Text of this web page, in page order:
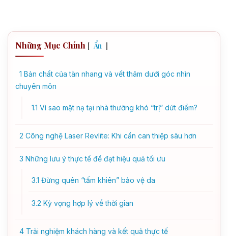
Những Mục Chính [ Ẩn ]
1 Bản chất của tàn nhang và vết thâm dưới góc nhìn
chuyên môn
1.1 Vì sao mặt nạ tại nhà thường khó “trị” dứt điểm?
2 Công nghệ Laser Revlite: Khi cần can thiệp sâu hơn
3 Những lưu ý thực tế để đạt hiệu quả tối ưu
3.1 Đừng quên “tấm khiên” bảo vệ da
3.2 Kỳ vọng hợp lý về thời gian
4 Trải nghiệm khách hàng và kết quả thực tế